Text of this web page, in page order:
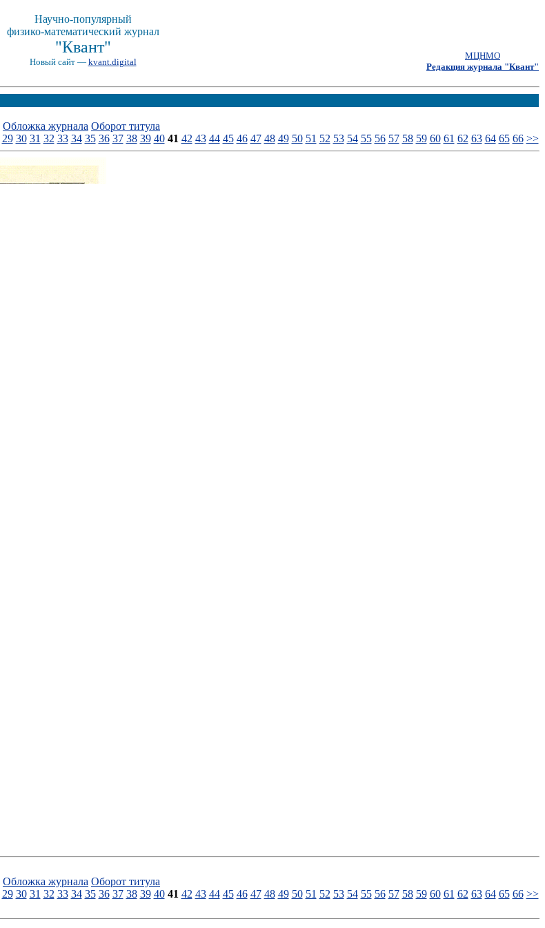
Научно-популярный
физико-математический журнал
"Квант"
Новый сайт — kvant.digital
МЦНМО
Редакция журнала "Квант"
Обложка журнала Оборот титула
29 30 31 32 33 34 35 36 37 38 39 40 41 42 43 44 45 46 47 48 49 50 51 52 53 54 55 56 57 58 59 60 61 62 63 64 65 66 >>
Обложка журнала Оборот титула
29 30 31 32 33 34 35 36 37 38 39 40 41 42 43 44 45 46 47 48 49 50 51 52 53 54 55 56 57 58 59 60 61 62 63 64 65 66 >>